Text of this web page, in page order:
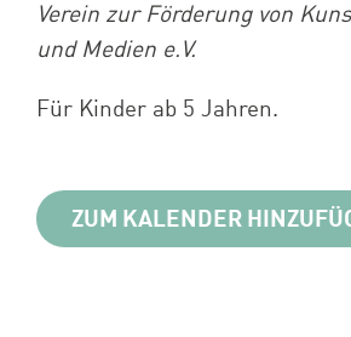
Verein zur Förderung von
und Medien e.V.
Für Kinder ab 5 Jahren.
ZUM KALENDER